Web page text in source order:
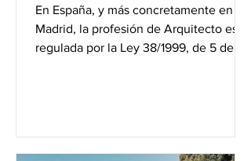
En España, y más concretamente en
Madrid, la profesión de Arquitecto está
regulada por la Ley 38/1999, de 5 de